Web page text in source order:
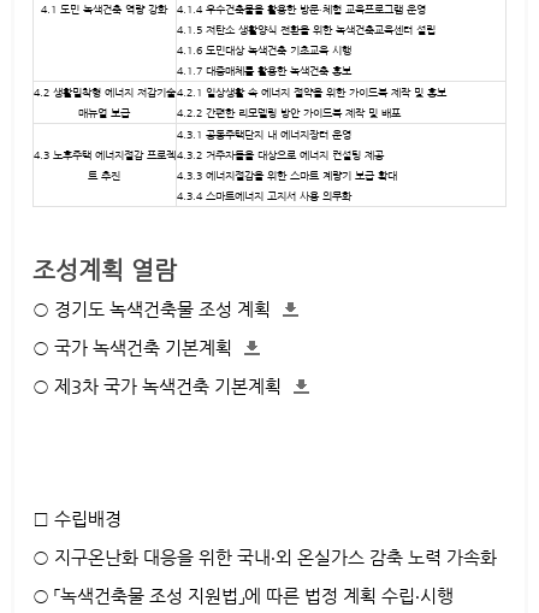
4.1 도민 녹색건축 역량 강화
4.1.4 우수건축물을 활용한 방문‧체험 교육프로그램 운영
4.1.5 저탄소 생활양식 전환을 위한 녹색건축교육센터 설립
4.1.6 도민대상 녹색건축 기초교육 시행
4.1.7 대중매체를 활용한 녹색건축 홍보
4.2 생활밀착형 에너지 저감기술
매뉴얼 보급
4.2.1 일상생활 속 에너지 절약을 위한 가이드북 제작 및 홍보
4.2.2 간편한 리모델링 방안 가이드북 제작 및 배포
4.3 노후주택 에너지절감 프로젝
트 추진
4.3.1 공동주택단지 내 에너지장터 운영
4.3.2 거주자들을 대상으로 에너지 컨설팅 제공
4.3.3 에너지절감을 위한 스마트 계량기 보급 확대
4.3.4 스마트에너지 고지서 사용 의무화
조성계획 열람
○ 경기도 녹색건축물 조성 계획
○ 국가 녹색건축 기본계획
○ 제3차 국가 녹색건축 기본계획
□ 수립배경
○ 지구온난화 대응을 위한 국내‧외 온실가스 감축 노력 가속화
○ 「녹색건축물 조성 지원법」에 따른 법정 계획 수립‧시행